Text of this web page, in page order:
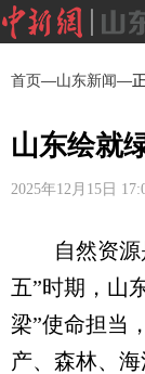
首页—山东新闻—
山东绘就
2025年12月15日
自然资源是
五”时期，山
梁”使命担当
产、森林、